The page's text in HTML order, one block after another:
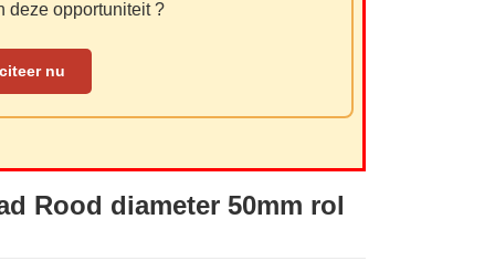
deze opportuniteit ?
nu
Rood diameter 50mm rol